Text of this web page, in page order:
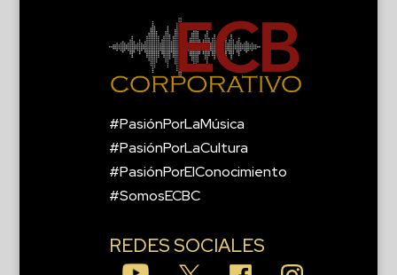
#PasiónPorLaMúsica
#PasiónPorLaCultura
#PasiónPorElConocimiento
#SomosECBC
REDES SOCIALES